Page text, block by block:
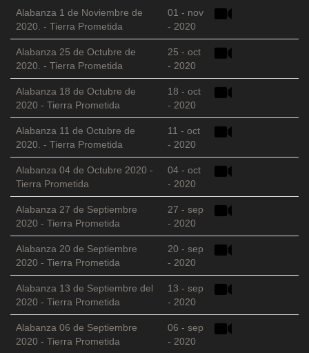
Alabanza 1 de Noviembre de
2020. - Tierra Prometida
01 - nov
- 2020
Alabanza 25 de Octubre de
2020. - Tierra Prometida
25 - oct
- 2020
Alabanza 18 de Octubre de
2020 - Tierra Prometida
18 - oct
- 2020
Alabanza 11 de Octubre de
2020. - Tierra Prometida
11 - oct
- 2020
Alabanza 04 de Octubre 2020 -
Tierra Prometida
04 - oct
- 2020
Alabanza 27 de Septiembre
2020 - Tierra Prometida
27 - sep
- 2020
Alabanza 20 de Septiembre
2020 - Tierra Prometida
20 - sep
- 2020
Alabanza 13 de Septiembre del
2020 - Tierra Prometida
13 - sep
- 2020
Alabanza 06 de Septiembre
2020 - Tierra Prometida
06 - sep
- 2020